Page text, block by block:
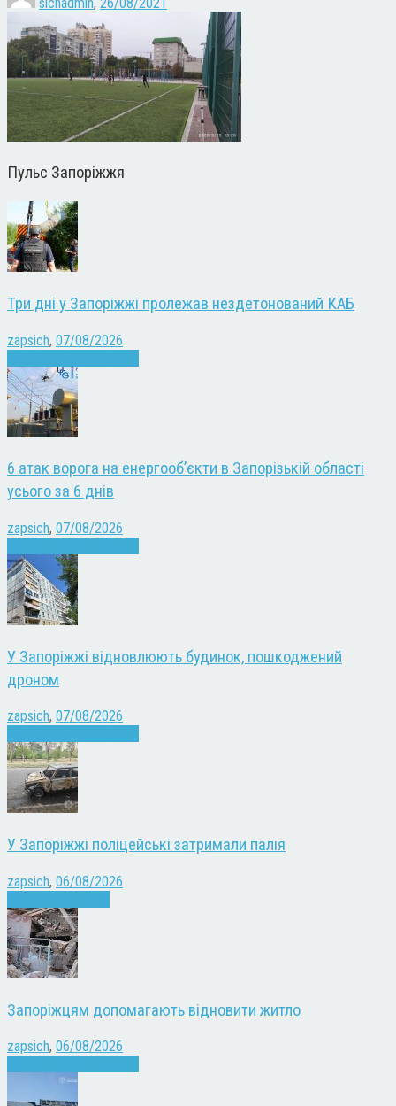
Пульс Запоріжжя
Три дні у Запоріжжі пролежав нездетонований КАБ
zapsich, 07/08/2026
6 атак ворога на енергооб’єкти в Запорізькій області
усього за 6 днів
zapsich, 07/08/2026
У Запоріжжі відновлюють будинок, пошкоджений
дроном
zapsich, 07/08/2026
У Запоріжжі поліцейські затримали палія
zapsich, 06/08/2026
Запоріжцям допомагають відновити житло
zapsich, 06/08/2026